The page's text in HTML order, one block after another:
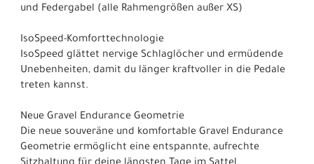
und Federgabel (alle Rahmengrößen außer XS)
IsoSpeed-Komforttechnologie
IsoSpeed glättet nervige Schlaglöcher und ermüdende
Unebenheiten, damit du länger kraftvoller in die Pedale
treten kannst.
Neue Gravel Endurance Geometrie
Die neue souveräne und komfortable Gravel Endurance
Geometrie ermöglicht eine entspannte, aufrechte